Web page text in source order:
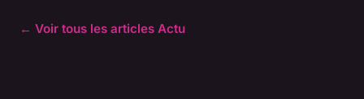
← Voir tous les articles Actu